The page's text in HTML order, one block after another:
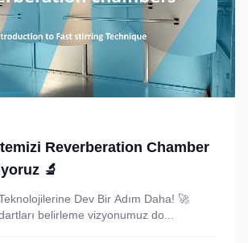
Reverberation Chamber
🔬
Dev Bir Adım Daha! 🚀
belirleme vizyonumuz do...